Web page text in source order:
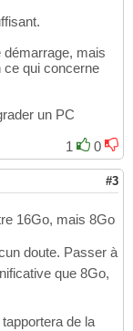
démarrage, mais
ce qui concerne
un PC
1
0
#3
16Go, mais 8Go
doute. Passer à
que 8Go,
de la